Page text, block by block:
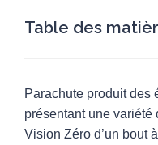
Table des
L’atelier pédestre
Articles de blogue
Parachute produit des
présentant une variété
Vision Zéro d’un bout